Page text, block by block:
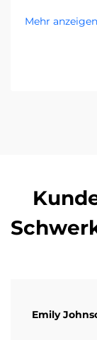
Anlage Ihre
Kosten und
Mehr anzeigen
Emily